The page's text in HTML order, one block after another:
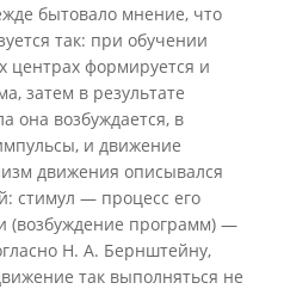
бытовало мнение, что
так: при обучении
центрах формируется и
затем в результате
она возбуждается, в
и движение
движения описывался
стимул — процесс его
(возбуждение программ) —
Н. А. Бернштейну,
так выполняться не